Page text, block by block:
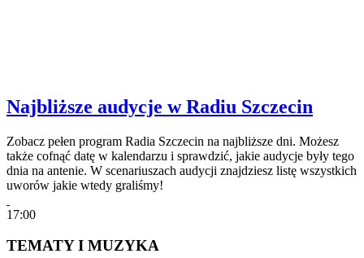
Najbliższe audycje w Radiu Szczecin
Zobacz pełen program Radia Szczecin na najbliższe dni. Możesz
także cofnąć datę w kalendarzu i sprawdzić, jakie audycje były tego
dnia na antenie. W scenariuszach audycji znajdziesz listę wszystkich
uworów jakie wtedy graliśmy!
17:00
TEMATY I MUZYKA